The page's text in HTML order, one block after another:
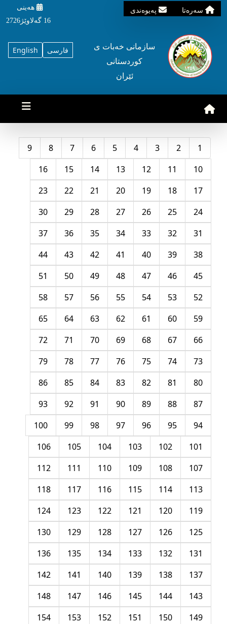
سه‌ره‌تا په‌یوه‌ندی
هه‌ینی
16 گه‌لاوێژ2726
English فارسی
سازمانی خه‌بات ی
کوردستانی
ئێران
1
2
3
4
5
6
7
8
9
10
11
12
13
14
15
16
17
18
19
20
21
22
23
24
25
26
27
28
29
30
31
32
33
34
35
36
37
38
39
40
41
42
43
44
45
46
47
48
49
50
51
52
53
54
55
56
57
58
59
60
61
62
63
64
65
66
67
68
69
70
71
72
73
74
75
76
77
78
79
80
81
82
83
84
85
86
87
88
89
90
91
92
93
94
95
96
97
98
99
100
101
102
103
104
105
106
107
108
109
110
111
112
113
114
115
116
117
118
119
120
121
122
123
124
125
126
127
128
129
130
131
132
133
134
135
136
137
138
139
140
141
142
143
144
145
146
147
148
149
150
151
152
153
154